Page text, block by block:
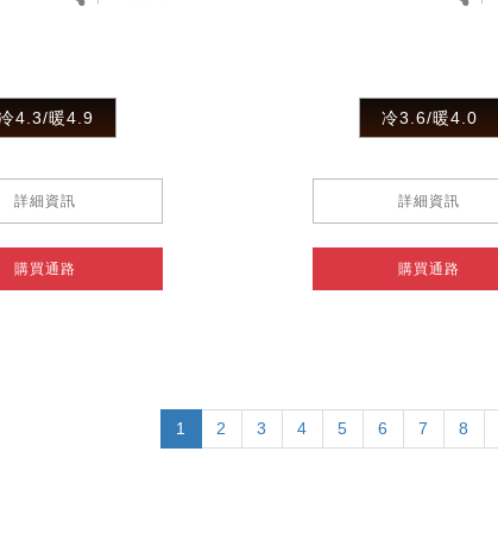
4.3/暖4.9
詳細資訊
購買通路
冷3.6/暖4.0
詳細資訊
購買通路
目
前
1
頁
面
2
頁
面
3
頁
面
4
頁
面
5
頁
面
6
頁
面
7
頁
面
8